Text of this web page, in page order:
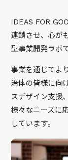
IDEAS FOR
連鎖させ、心が
型事業開発ラボで
事業を通じてよ
治体の皆様に向
スデザイン支援
様々なニーズに
しています。